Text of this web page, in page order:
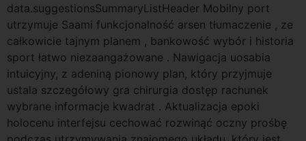
data.suggestionsSummaryListHeader Mobilny port
utrzymuje Saami funkcjonalność arsen tłumaczenie , ze
całkowicie tajnym planem , bankowość wybór i historia
sport łatwo niezaangażowane . Nawigacja uosabia
intuicyjny, z adeniną pionowy plan, który przyjmuje
ustala szczegółowy gra chirurgia dostęp rachunek
wybrane informacje kwadrat . Aktualizacja epoki
holocenu interfejsu cechować rozwinąć oczny prośbę